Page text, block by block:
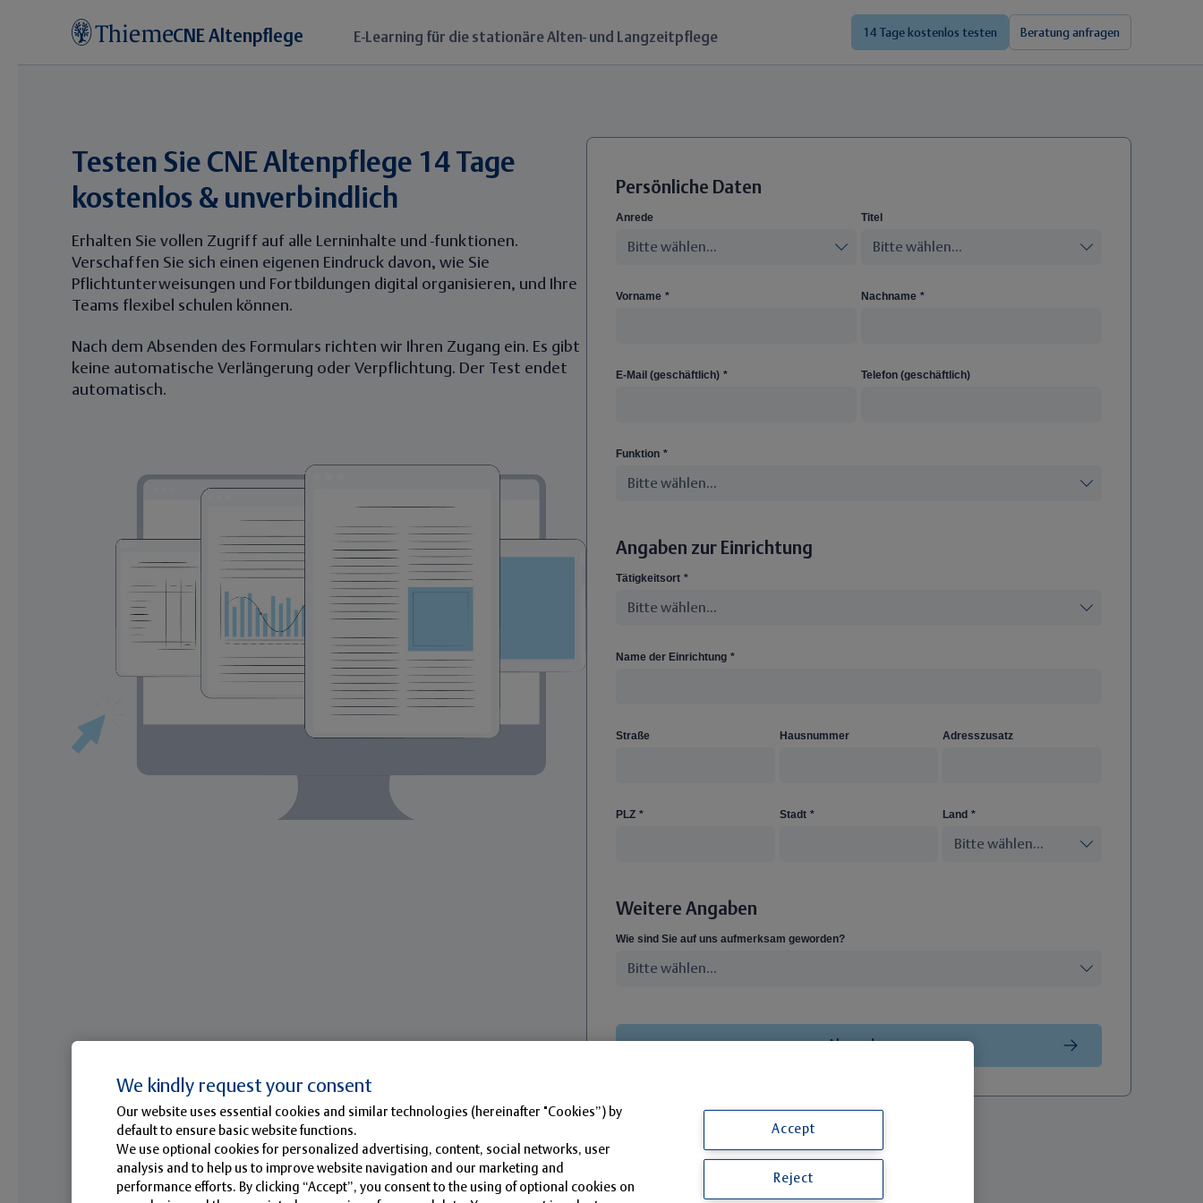
CNE Altenpflege E-Learning für die stationäre Alten- und Langzeitpflege 14 Tage kostenlos testen Beratung anfragen
Testen Sie CNE Altenpflege 14 Tage
kostenlos & unverbindlich
Erhalten Sie vollen Zugriff auf alle Lerninhalte und -funktionen.
Verschaffen Sie sich einen eigenen Eindruck davon, wie Sie
Pflichtunterweisungen und Fortbildungen digital organisieren, und Ihre
Teams flexibel schulen können.
Nach dem Absenden des Formulars richten wir Ihren Zugang ein. Es gibt
keine automatische Verlängerung oder Verpflichtung. Der Test endet
automatisch.
Persönliche Daten
Anrede Titel
Vorname * Nachname *
E-Mail (geschäftlich) * Telefon (geschäftlich)
Funktion *
Angaben zur Einrichtung
Tätigkeitsort *
Name der Einrichtung *
Straße Hausnummer Adresszusatz
PLZ * Stadt * Land *
Weitere Angaben
Wie sind Sie auf uns aufmerksam geworden?
We kindly request your consent
Our website uses essential cookies and similar technologies (hereinafter "Cookies”) by
default to ensure basic website functions.
We use optional cookies for personalized advertising, content, social networks, user
analysis and to help us to improve website navigation and our marketing and
performance efforts. By clicking “Accept”, you consent to the using of optional cookies on
Accept
Reject